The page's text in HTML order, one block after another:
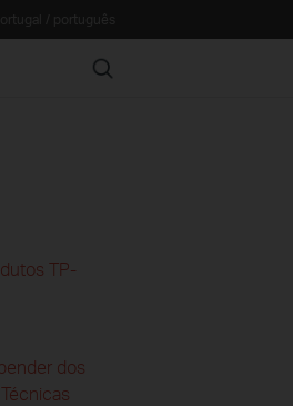
Search
TP-
dos